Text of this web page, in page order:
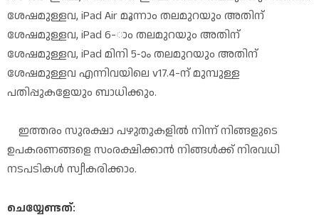
ശേഷമുള്ളവ, iPad Air മൂന്നാം തലമുറയും അതിന്
ശേഷമുള്ളവ, iPad 6-ാം തലമുറയും അതിന്
ശേഷമുള്ളവ, iPad മിനി 5-ാം തലമുറയും അതിന്
ശേഷമുള്ളവ എന്നിവയിലെ v17.4-ന് മുമ്പുള്ള
പതിപ്പുകളേയും ബാധിക്കും.
ഇത്തരം സുരക്ഷാ പഴുതുകളിൽ നിന്ന് നിങ്ങളുടെ
ഉപകരണങ്ങളെ സംരക്ഷിക്കാൻ നിങ്ങൾക്ക് നിരവധി
നടപടികൾ സ്വീകരിക്കാം.
ചെയ്യേണ്ടത്: